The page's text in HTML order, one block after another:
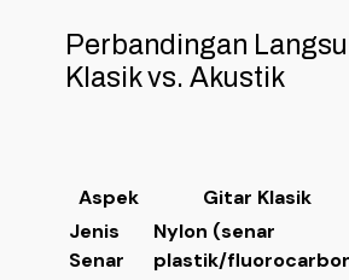
Perbandingan
Klasik vs. Akustik
Aspek Gitar Klasik
Jenis
Senar
Nylon (senar
plastik/